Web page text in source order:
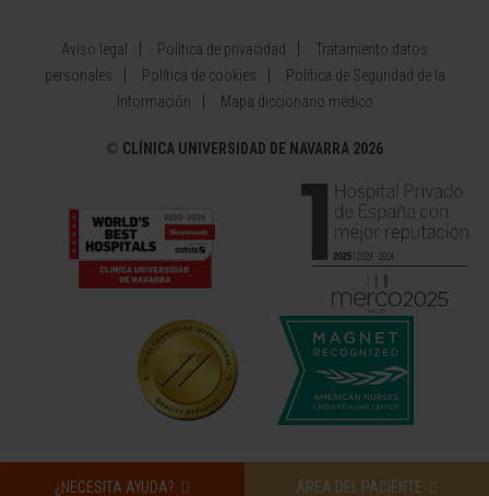
¿NECESITA AYUDA? ÁREA DEL PACIENTE
Aviso legal Política de privacidad
Tratamiento datos
personales
Política de cookies
Política de Seguridad de la
Información
Mapa diccionario médico
© CLÍNICA UNIVERSIDAD DE NAVARRA 2026